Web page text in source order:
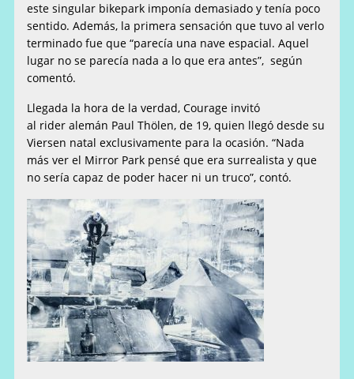
este singular bikepark imponía demasiado y tenía poco
sentido. Además, la primera sensación que tuvo al verlo
terminado fue que “parecía una nave espacial. Aquel
lugar no se parecía nada a lo que era antes”, según
comentó.
Llegada la hora de la verdad, Courage invitó
al rider alemán Paul Thölen, de 19, quien llegó desde su
Viersen natal exclusivamente para la ocasión. “Nada
más ver el Mirror Park pensé que era surrealista y que
no sería capaz de poder hacer ni un truco”, contó.